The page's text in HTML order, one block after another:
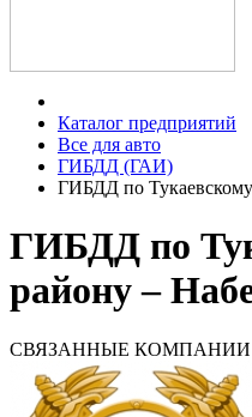
Каталог предприятий
Все для авто
ГИБДД (ГАИ)
ГИБДД по
ГИБДД по
району –
СВЯЗАННЫЕ КОМПАНИИ